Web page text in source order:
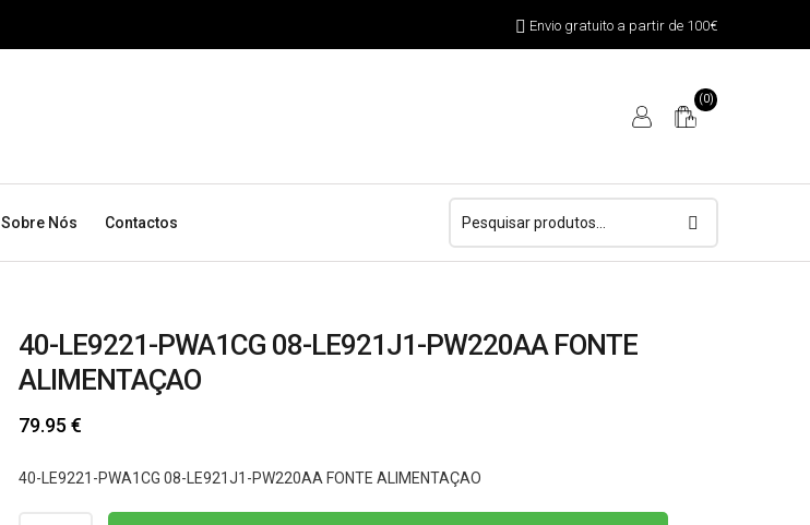
Envio gratuito a partir de 100€
(0)
Sobre Nós Contactos
40-LE9221-PWA1CG 08-LE921J1-PW220AA FONTE
ALIMENTAÇAO
79.95€
40-LE9221-PWA1CG 08-LE921J1-PW220AA FONTE ALIMENTAÇAO